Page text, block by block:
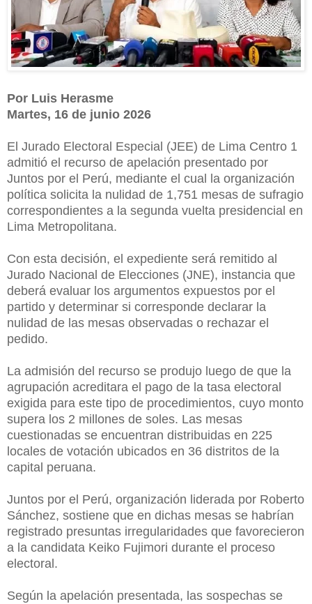
Por Luis Herasme
Martes, 16 de junio 2026
El Jurado Electoral Especial (JEE) de Lima Centro 1
admitió el recurso de apelación presentado por
Juntos por el Perú, mediante el cual la organización
política solicita la nulidad de 1,751 mesas de sufragio
correspondientes a la segunda vuelta presidencial en
Lima Metropolitana.
Con esta decisión, el expediente será remitido al
Jurado Nacional de Elecciones (JNE), instancia que
deberá evaluar los argumentos expuestos por el
partido y determinar si corresponde declarar la
nulidad de las mesas observadas o rechazar el
pedido.
La admisión del recurso se produjo luego de que la
agrupación acreditara el pago de la tasa electoral
exigida para este tipo de procedimientos, cuyo monto
supera los 2 millones de soles. Las mesas
cuestionadas se encuentran distribuidas en 225
locales de votación ubicados en 36 distritos de la
capital peruana.
Juntos por el Perú, organización liderada por Roberto
Sánchez, sostiene que en dichas mesas se habrían
registrado presuntas irregularidades que favorecieron
a la candidata Keiko Fujimori durante el proceso
electoral.
Según la apelación presentada, las sospechas se